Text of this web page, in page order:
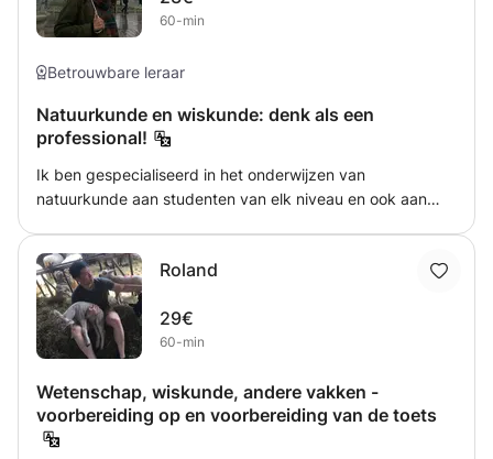
natuurlijk ook helpen met Engels, rekenen en taal.
60-min
Betrouwbare leraar
Natuurkunde en wiskunde: denk als een
professional!
Ik ben gespecialiseerd in het onderwijzen van
natuurkunde aan studenten van elk niveau en ook aan
onderwerpen op een manier dat de student de betekenis
en oorsprong van het vakgebied begrijpt. Mijn doel is om
het standpunt van studenten in de natuurkunde te
veranderen en hen aan te moedigen om dieper, preciezer
Roland
29€
60-min
Wetenschap, wiskunde, andere vakken -
voorbereiding op en voorbereiding van de toets